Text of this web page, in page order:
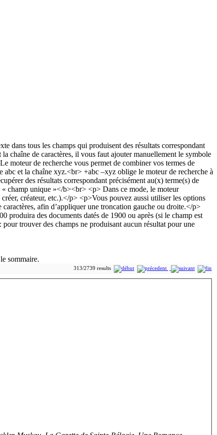
sommaire.
313/2739 results